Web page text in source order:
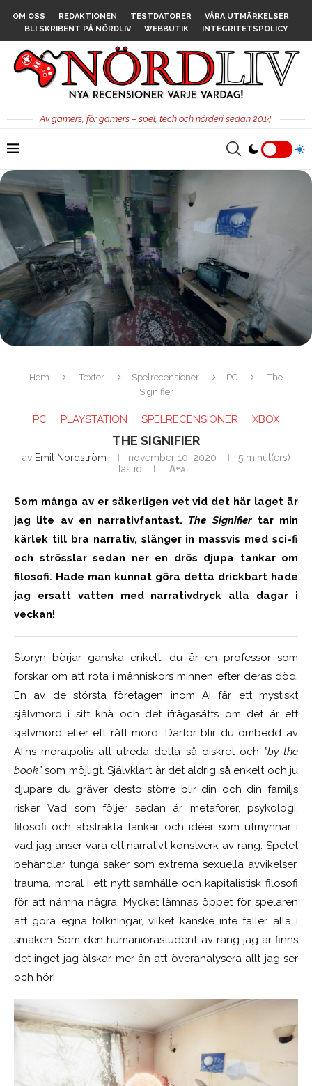
OM OSS REDAKTIONEN TESTDATORER
VÅRA UTMÄRKELSER
BLI SKRIBENT PÅ NÖRDLIV
WEBBUTIK INTEGRITETSPOLICY
Av gamers, för gamers – spel, tech och nörderi sedan 2014.
Hem Texter Spelrecensioner PC
The
Signifier
PC PLAYSTATION SPELRECENSIONER XBOX
THE SIGNIFIER
av Emil Nordström november 10, 2020
5 minut(ers)
lästid
A+A-
Som många av er säkerligen vet vid det här laget är
jag lite av en narrativfantast. The Signifiertar min
kärlek till bra narrativ, slänger in massvis med sci-fi
och strösslar sedan ner en drös djupa tankar om
filosofi. Hade man kunnat göra detta drickbart hade
jag ersatt vatten med narrativdryck alla dagar i
veckan!
Storyn börjar ganska enkelt: du är en professor som
forskar om att rota i människors minnen efter deras död.
En av de största företagen inom AI får ett mystiskt
självmord i sitt knä och det ifrågasätts om det är ett
självmord eller ett rått mord. Därför blir du ombedd av
AI:ns moralpolis att utreda detta så diskret och ”by the
book” som möjligt. Självklart är det aldrig så enkelt och ju
djupare du gräver desto större blir din och din familjs
risker. Vad som följer sedan är metaforer, psykologi,
filosofi och abstrakta tankar och idéer som utmynnar i
vad jag anser vara ett narrativt konstverk av rang. Spelet
behandlar tunga saker som extrema sexuella avvikelser,
trauma, moral i ett nytt samhälle och kapitalistisk filosofi
för att nämna några. Mycket lämnas öppet för spelaren
att göra egna tolkningar, vilket kanske inte faller alla i
smaken. Som den humaniorastudent av rang jag är finns
det inget jag älskar mer än att överanalysera allt jag ser
och hör!